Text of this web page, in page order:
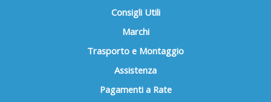
Consigli Utili
Marchi
Trasporto e Montaggio
Assistenza
Pagamenti a Rate